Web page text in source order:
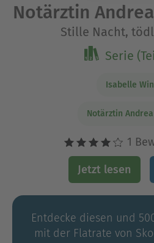
Notärztin
Stille Nacht,
Serie
Isabelle
Notärztin
1
Jetzt lesen
Entdecke diesen und
mit der Flatrate von